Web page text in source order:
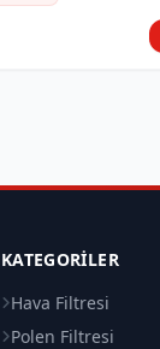
KATEGORILER
Hava Filtresi
Polen Filtresi